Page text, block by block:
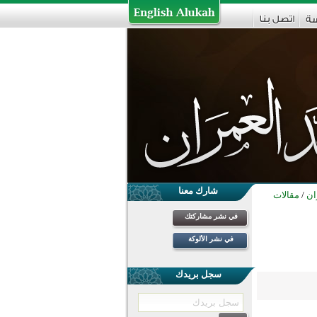
/ مقالات شارك معنا
في نشر مشاركتك
في نشر الألوكة
سجل بريدك